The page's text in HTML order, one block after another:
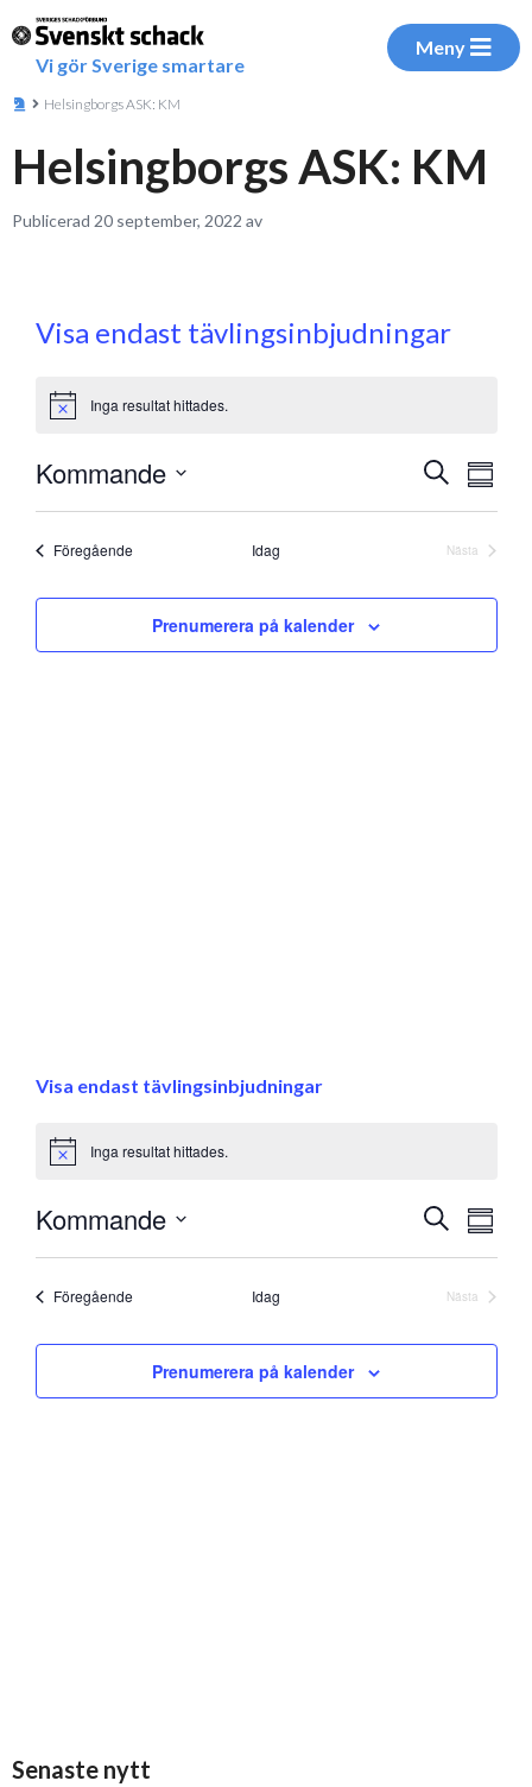
Vi gör Sverige smartare
Meny
Helsingborgs ASK: KM
Helsingborgs ASK: KM
Publicerad 20 september, 2022 av
Visa endast tävlingsinbjudningar
Notice Inga resultat hittades.
Search
and
Views
Sök
Kommande
Välj
datum
FöregåendeEvenemang Idag
Nästa
Prenumerera på kalender
Visa endast tävlingsinbjudningar
Notice Inga resultat hittades.
Search
and
Views
Sök
Kommande
FöregåendeEvenemang Idag
Nästa
Prenumerera på kalender
Senaste nytt